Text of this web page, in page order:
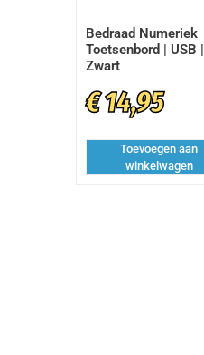
Bedraad Numeriek
Toetsenbord | USB |
Zwart
€14,95
Toevoegen aan
winkelwagen